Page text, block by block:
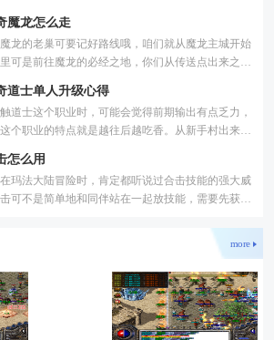
魔龙怎么走
龙的老巢可要记好路线哦，咱们就从魔龙主城开始
可是前往魔龙的必经之地，你们从传送点出来之后
道士单人升级心得
道士这个职业时，可能会觉得前期输出有点乏力，
个职业的特点就是越往后越吃香。从新手村出来那
怎么用
玛法大陆冒险时，肯定都听说过合击技能的强大威
可不是简单地和同伴站在一起放技能，需要先获取
more